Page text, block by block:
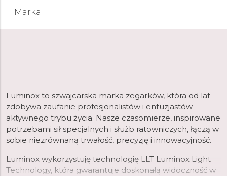
Marka
Luminox to szwajcarska marka zegarków, która od lat
zdobywa zaufanie profesjonalistów i entuzjastów
aktywnego trybu życia. Nasze czasomierze, inspirowane
potrzebami sił specjalnych i służb ratowniczych, łączą w
sobie niezrównaną trwałość, precyzję i innowacyjność.
Luminox wykorzystuję technologię LLT Luminox Light
Technology, która gwarantuje doskonałą widoczność w